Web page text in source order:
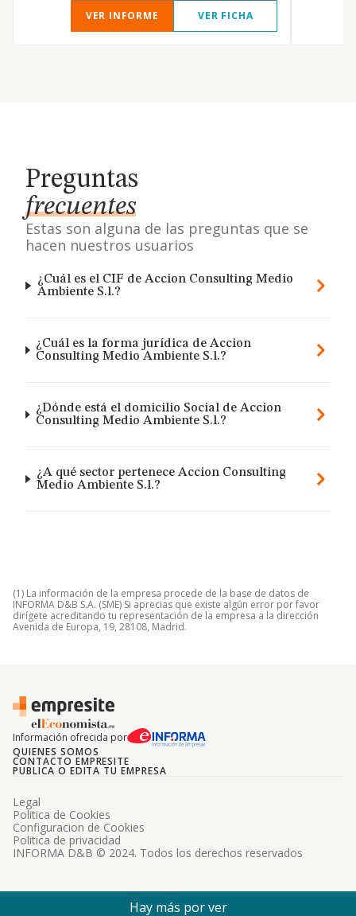
VER INFORME
VER FICHA
Preguntas
frecuentes
Estas son alguna de las preguntas que se
hacen nuestros usuarios
¿Cuál es el CIF de Accion Consulting Medio
Ambiente S.l.?
¿Cuál es la forma jurídica de Accion
Consulting Medio Ambiente S.l.?
¿Dónde está el domicilio Social de Accion
Consulting Medio Ambiente S.l.?
¿A qué sector pertenece Accion Consulting
Medio Ambiente S.l.?
(1) La información de la empresa procede de la base de datos de
INFORMA D&B S.A. (SME) Si aprecias que existe algún error por favor
dirígete acreditando tu representación de la empresa a la dirección
Avenida de Europa, 19, 28108, Madrid.
Información ofrecida por
QUIENES SOMOS
CONTACTO EMPRESITE
PUBLICA O EDITA TU EMPRESA
INFORMA D&B © 2024. Todos los derechos reservados
Legal
Politica de Cookies
Configuracion de Cookies
Politica de privacidad
Hay más por ver